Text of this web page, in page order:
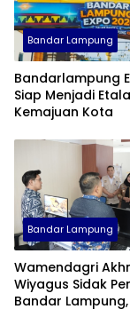
Bandar Lampung
Bandarlampung
Siap Menjadi
Kemajuan Kota
Bandar Lampung
Wamendagri
Wiyagus Sidak
Bandar